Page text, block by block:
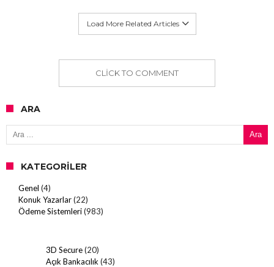
Load More Related Articles
CLICK TO COMMENT
ARA
Arama:
KATEGORILER
Genel (4)
Konuk Yazarlar(22)
Ödeme Sistemleri(983)
3D Secure(20)
Açık Bankacılık (43)